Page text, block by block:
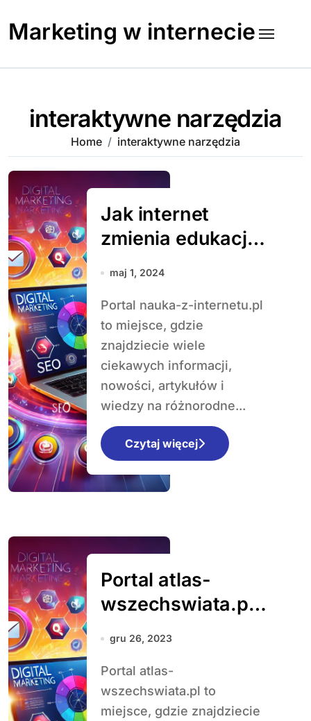
content
Marketing w internecie
interaktywne narzędzia
Home interaktywne narzędzia
Jak internet
zmienia edukację:
nowe możliwości i
maj 1, 2024
Portal nauka-z-internetu.pl
to miejsce, gdzie
znajdziecie wiele
ciekawych informacji,
nowości, artykułów i
wiedzy na różnorodne...
Czytaj więcej
Portal atlas-
wszechswiata.pl:
skarbnica wiedzy
wszechświecie
gru 26, 2023
Portal atlas-
wszechswiata.pl to
miejsce, gdzie znajdziecie